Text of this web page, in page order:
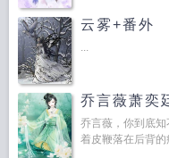
云雾+番外
...
乔言薇萧奕
乔言薇，你到底
着皮鞭落在后背